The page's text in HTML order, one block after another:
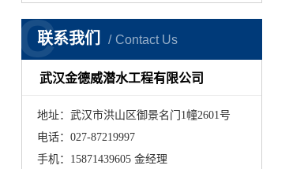
联系我们 Contact Us
C
武汉金德威潜水工程有限公司
地址：武汉市洪山区御景名门1幢2601号
电话：027-87219997
手机：15871439605 金经理